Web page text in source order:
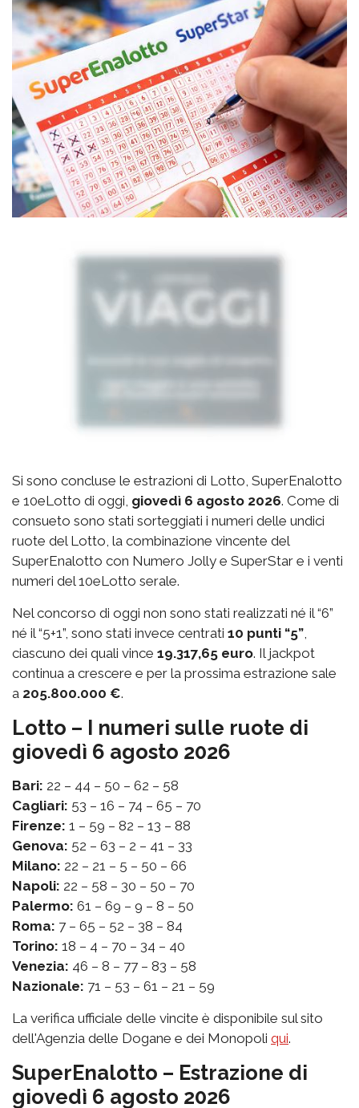
Si sono concluse le estrazioni di Lotto, SuperEnalotto
e 10eLotto di oggi, giovedì 6 agosto 2026. Come di
consueto sono stati sorteggiati i numeri delle undici
ruote del Lotto, la combinazione vincente del
SuperEnalotto con Numero Jolly e SuperStar e i venti
numeri del 10eLotto serale.
Nel concorso di oggi non sono stati realizzati né il “6”
né il “5+1”, sono stati invece centrati 10 punti “5”,
ciascuno dei quali vince 19.317,65 euro. Il jackpot
continua a crescere e per la prossima estrazione sale
a 205.800.000 €.
Lotto – I numeri sulle ruote di
giovedì 6 agosto 2026
Bari: 22 – 44 – 50 – 62 – 58
Cagliari: 53 – 16 – 74 – 65 – 70
Firenze: 1 – 59 – 82 – 13 – 88
Genova: 52 – 63 – 2 – 41 – 33
Milano: 22 – 21 – 5 – 50 – 66
Napoli: 22 – 58 – 30 – 50 – 70
Palermo: 61 – 69 – 9 – 8 – 50
Roma: 7 – 65 – 52 – 38 – 84
Torino: 18 – 4 – 70 – 34 – 40
Venezia: 46 – 8 – 77 – 83 – 58
Nazionale: 71 – 53 – 61 – 21 – 59
La verifica ufficiale delle vincite è disponibile sul sito
dell'Agenzia delle Dogane e dei Monopoli qui.
SuperEnalotto – Estrazione di
giovedì 6 agosto 2026